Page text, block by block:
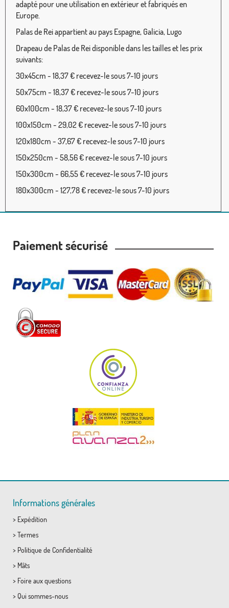
adapté pour une utilisation en extérieur et fabriqués en
Europe.
Palas de Rei appartient au pays Espagne, Galicia, Lugo
Drapeau de Palas de Rei disponible dans les tailles et les prix
suivants:
30x45cm - 18,37 € recevez-le sous 7-10 jours
50x75cm - 18,37 € recevez-le sous 7-10 jours
60x100cm - 18,37 € recevez-le sous 7-10 jours
100x150cm - 29,02 € recevez-le sous 7-10 jours
120x180cm - 37,67 € recevez-le sous 7-10 jours
150x250cm - 58,56 € recevez-le sous 7-10 jours
150x300cm - 66,55 € recevez-le sous 7-10 jours
180x300cm - 127,78 € recevez-le sous 7-10 jours
Paiement sécurisé
Informations générales
> Expédition
> Termes
> Politique de Confidentialité
> Mâts
> Foire aux questions
> Qui sommes-nous